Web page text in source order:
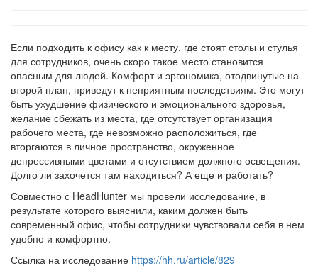
Если подходить к офису как к месту, где стоят столы и стулья
для сотрудников, очень скоро такое место становится
опасным для людей. Комфорт и эргономика, отодвинутые на
второй план, приведут к неприятным последствиям. Это могут
быть ухудшение физического и эмоционального здоровья,
желание сбежать из места, где отсутствует организация
рабочего места, где невозможно расположиться, где
вторгаются в личное пространство, окруженное
депрессивными цветами и отсутствием должного освещения.
Долго ли захочется там находиться? А еще и работать?
Совместно с HeadHunter мы провели исследование, в
результате которого выяснили, каким должен быть
современный офис, чтобы сотрудники чувствовали себя в нем
удобно и комфортно.
Ссылка на исследование https://hh.ru/article/829